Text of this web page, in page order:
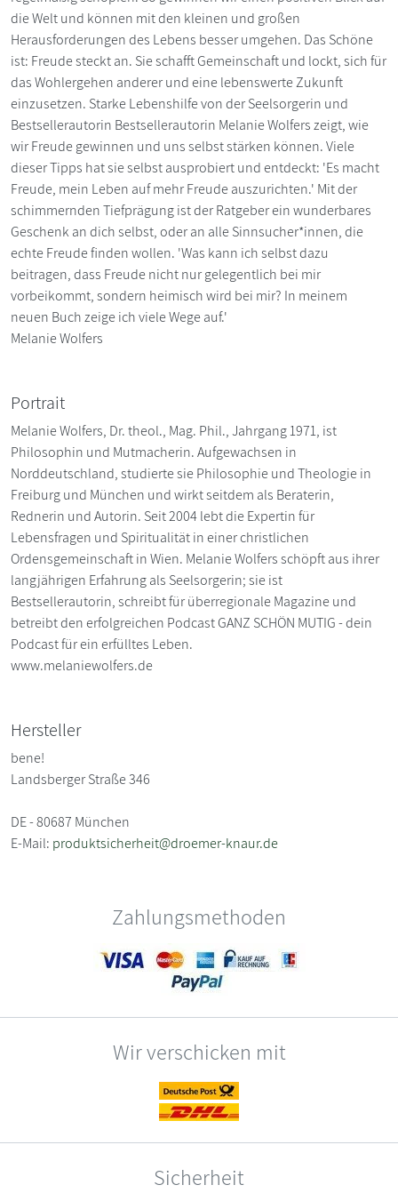
die Welt und können mit den kleinen und großen
Herausforderungen des Lebens besser umgehen. Das Schöne
ist: Freude steckt an. Sie schafft Gemeinschaft und lockt, sich für
das Wohlergehen anderer und eine lebenswerte Zukunft
einzusetzen. Starke Lebenshilfe von der Seelsorgerin und
Bestsellerautorin Bestsellerautorin Melanie Wolfers zeigt, wie
wir Freude gewinnen und uns selbst stärken können. Viele
dieser Tipps hat sie selbst ausprobiert und entdeckt: 'Es macht
Freude, mein Leben auf mehr Freude auszurichten.' Mit der
schimmernden Tiefprägung ist der Ratgeber ein wunderbares
Geschenk an dich selbst, oder an alle Sinnsucher*innen, die
echte Freude finden wollen. 'Was kann ich selbst dazu
beitragen, dass Freude nicht nur gelegentlich bei mir
vorbeikommt, sondern heimisch wird bei mir? In meinem
neuen Buch zeige ich viele Wege auf.'
Melanie Wolfers
Portrait
Melanie Wolfers, Dr. theol., Mag. Phil., Jahrgang 1971, ist
Philosophin und Mutmacherin. Aufgewachsen in
Norddeutschland, studierte sie Philosophie und Theologie in
Freiburg und München und wirkt seitdem als Beraterin,
Rednerin und Autorin. Seit 2004 lebt die Expertin für
Lebensfragen und Spiritualität in einer christlichen
Ordensgemeinschaft in Wien. Melanie Wolfers schöpft aus ihrer
langjährigen Erfahrung als Seelsorgerin; sie ist
Bestsellerautorin, schreibt für überregionale Magazine und
betreibt den erfolgreichen Podcast GANZ SCHÖN MUTIG - dein
Podcast für ein erfülltes Leben.
www.melaniewolfers.de
Hersteller
bene!
Landsberger Straße 346
DE - 80687 München
E-Mail: produktsicherheit@droemer-knaur.de
Zahlungsmethoden
Wir verschicken mit
Sicherheit